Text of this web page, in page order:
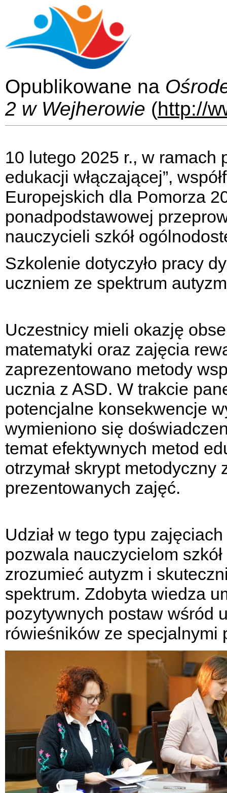
Opublikowane na
2 w Wejherowie (http://
10 lutego 2025 r., w ramach
edukacji włączającej”,
Europejskich dla Pomorza
ponadpodstawowej
nauczycieli szkół
Szkolenie dotyczyło pracy
uczniem ze spektrum
Uczestnicy mieli okazję
matematyki oraz zajęcia
zaprezentowano metody
ucznia z ASD. W trakcie
potencjalne konsekwencje
wymieniono się
temat efektywnych metod
otrzymał skrypt metodyczny
prezentowanych zajęć.
Udział w tego typu
pozwala nauczycielom
zrozumieć autyzm i
spektrum. Zdobyta wiedza
pozytywnych postaw wśród
rówieśników ze specjalnymi